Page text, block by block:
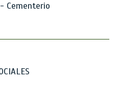
Cementerio